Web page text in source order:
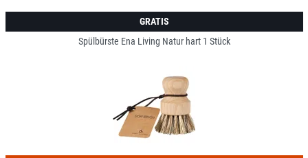
GRATIS
Spülbürste Ena Living Natur hart 1 Stück